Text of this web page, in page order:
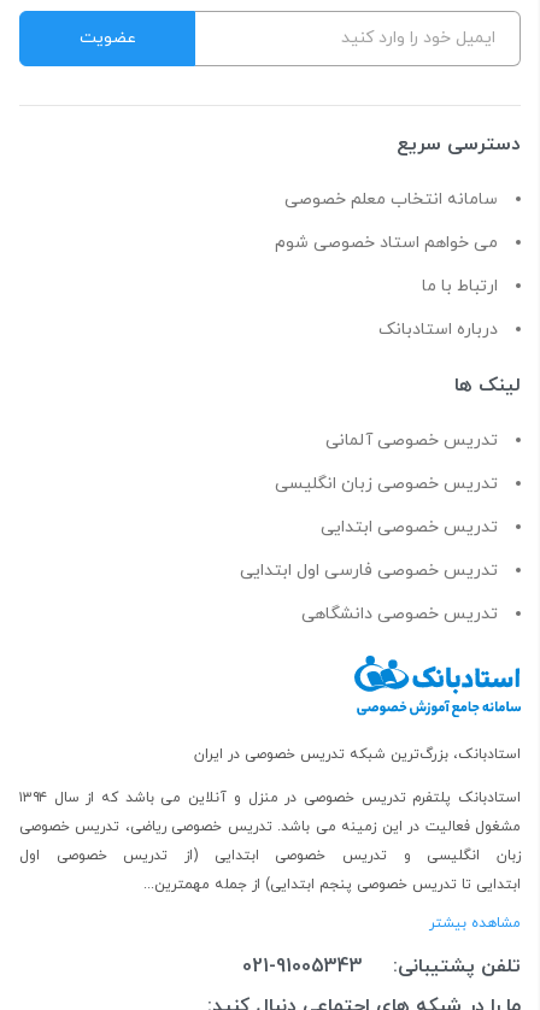
دسترسی سریع
سامانه انتخاب معلم خصوصی
می خواهم استاد خصوصی شوم
ارتباط با ما
درباره استادبانک
لینک ها
تدریس خصوصی آلمانی
تدریس خصوصی زبان انگلیسی
تدریس خصوصی ابتدایی
تدریس خصوصی فارسی اول ابتدایی
تدریس خصوصی دانشگاهی
استادبانک، بزرگ‌ترین شبکه تدریس خصوصی در ایران
استادبانک پلتفرم تدریس خصوصی در منزل و آنلاین
می باشد که از سال ۱۳۹۴
مشغول فعالیت در این زمینه می باشد.تدریس خصوصی ریاضی، تدریس خصوصی
زبان انگلیسی و تدریس خصوصی ابتدایی (از
تدریس خصوصی اول
ابتدایی تا تدریس خصوصی پنجم ابتدایی) از جمله مهمترین...
مشاهده بیشتر
تلفن پشتیبانی:
021-91005343